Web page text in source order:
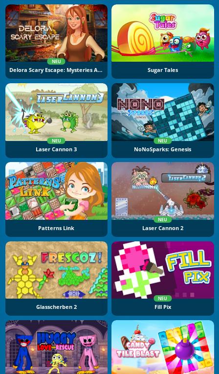
NEU
Delora Scary Escape: Mysteries Adventure Sugar Tales
NEU
Laser Cannon 3
NEU
NoNoSparks: Genesis
Patterns Link
NEU
Laser Cannon 2
Glasscherben 2
NEU
Fill Pix